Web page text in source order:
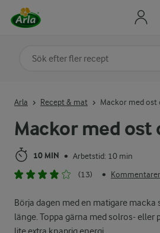
Mackor med ost
10 MIN • Arbetstid: 10 min
(13)
•
Börja dagen med en matigare
länge. Toppa gärna med solros-
Arla Recept & mat Mackor med ost
Sök på kategori eller ingrediens